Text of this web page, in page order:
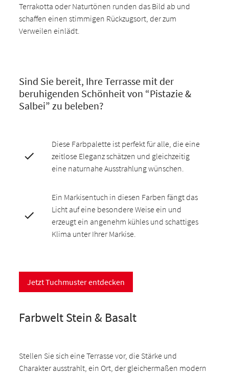
Terrakotta oder Naturtönen runden das Bild ab und
schaffen einen stimmigen Rückzugsort, der zum
Verweilen einlädt.
Sind Sie bereit, Ihre Terrasse mit der
beruhigenden Schönheit von “Pistazie &
Salbei” zu beleben?
Diese Farbpalette ist perfekt für alle, die eine
zeitlose Eleganz schätzen und gleichzeitig
eine naturnahe Ausstrahlung wünschen.
Ein Markisentuch in diesen Farben fängt das
Licht auf eine besondere Weise ein und
erzeugt ein angenehm kühles und schattiges
Klima unter Ihrer Markise.
Jetzt Tuchmuster entdecken
Farbwelt Stein & Basalt
Stellen Sie sich eine Terrasse vor, die Stärke und
Charakter ausstrahlt, ein Ort, der gleichermaßen modern